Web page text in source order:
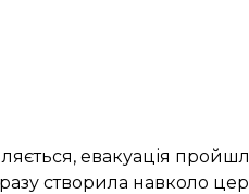
евакуація
створила навколо